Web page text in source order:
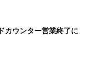
カウンター営業終了に